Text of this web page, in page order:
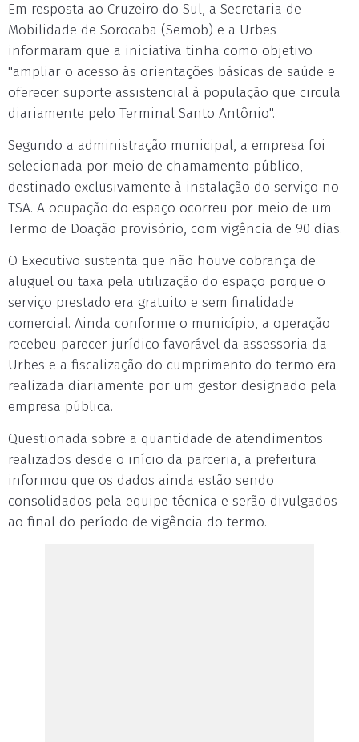
Em resposta ao Cruzeiro do Sul, a Secretaria de
Mobilidade de Sorocaba (Semob) e a Urbes
informaram que a iniciativa tinha como objetivo
"ampliar o acesso às orientações básicas de saúde e
oferecer suporte assistencial à população que circula
diariamente pelo Terminal Santo Antônio".
Segundo a administração municipal, a empresa foi
selecionada por meio de chamamento público,
destinado exclusivamente à instalação do serviço no
TSA. A ocupação do espaço ocorreu por meio de um
Termo de Doação provisório, com vigência de 90 dias.
O Executivo sustenta que não houve cobrança de
aluguel ou taxa pela utilização do espaço porque o
serviço prestado era gratuito e sem finalidade
comercial. Ainda conforme o município, a operação
recebeu parecer jurídico favorável da assessoria da
Urbes e a fiscalização do cumprimento do termo era
realizada diariamente por um gestor designado pela
empresa pública.
Questionada sobre a quantidade de atendimentos
realizados desde o início da parceria, a prefeitura
informou que os dados ainda estão sendo
consolidados pela equipe técnica e serão divulgados
ao final do período de vigência do termo.